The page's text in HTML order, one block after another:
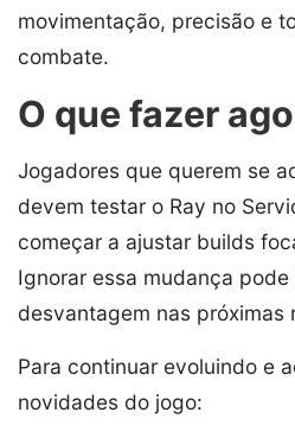
movimentação, precisão e
combate.
O que fazer
Jogadores que querem se
devem testar o Ray no
começar a ajustar builds
Ignorar essa mudança
desvantagem nas próximas
Para continuar evoluindo e
novidades do jogo: